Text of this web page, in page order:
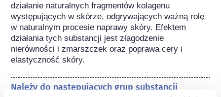
działanie naturalnych fragmentów kolagenu
występujących w skórze, odgrywających ważną rolę
w naturalnym procesie naprawy skóry. Efektem
działania tych substancji jest złagodzenie
nierówności i zmarszczek oraz poprawa cery i
elastyczność skóry.
Należy do następujących grup substancji